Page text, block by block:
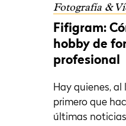
Fotografía &
Fifigram:
hobby de
profesional
Hay quienes, al
primero que
últimas noticias